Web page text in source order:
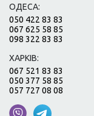
ОДЕСА:
050 422 83 83
067 625 58 85
098 322 83 83
ХАРКІВ:
067 521 83 83
050 377 58 85
057 727 08 08